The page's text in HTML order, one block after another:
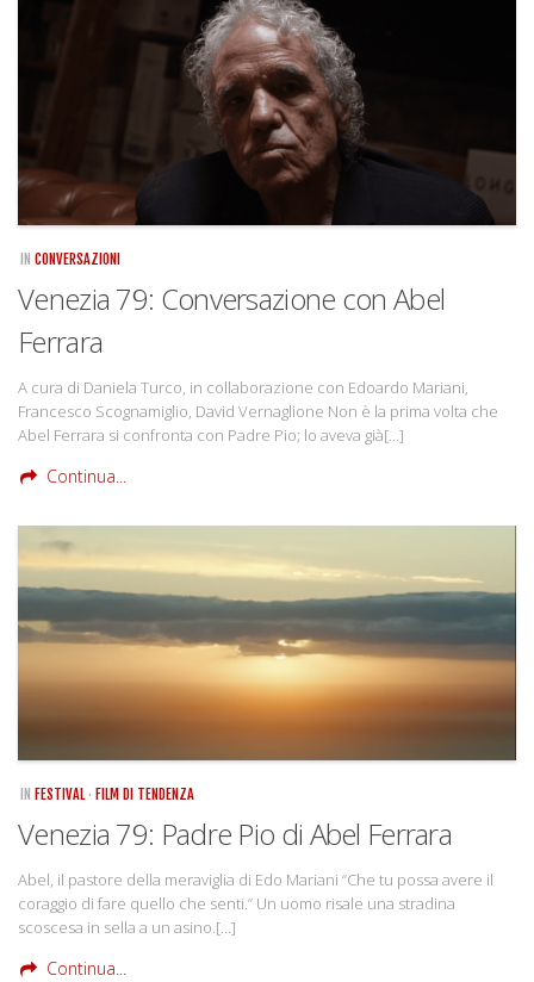
Copertine
Come eravamo
IN CONVERSAZIONI
Venezia 79: Conversazione con Abel
Ferrara
A cura di Daniela Turco, in collaborazione con Edoardo Mariani,
Francesco Scognamiglio, David Vernaglione Non è la prima volta che
Abel Ferrara si confronta con Padre Pio; lo aveva già[…]
Continua...
IN FESTIVAL · FILM DI TENDENZA
Venezia 79: Padre Pio di Abel Ferrara
Abel, il pastore della meraviglia di Edo Mariani “Che tu possa avere il
coraggio di fare quello che senti.” Un uomo risale una stradina
scoscesa in sella a un asino.[…]
Continua...